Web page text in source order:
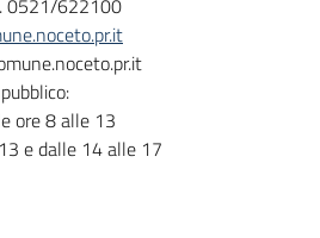
0521/622100
ore 8 alle 13
e dalle 14 alle 17